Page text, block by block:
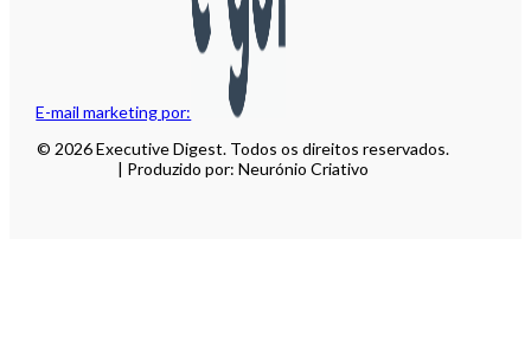
E-mail marketing por:
© 2026 Executive Digest. Todos os direitos reservados.
| Produzido por: Neurónio Criativo